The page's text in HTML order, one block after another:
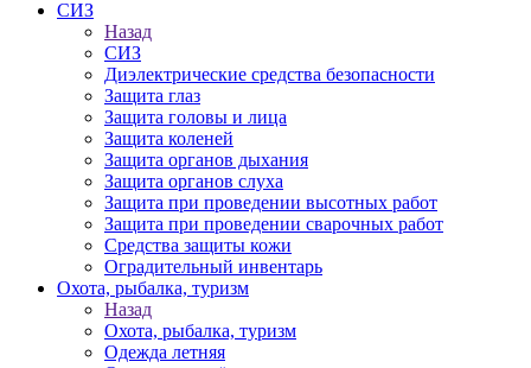
СИЗ
Назад
СИЗ
Диэлектрические средства безопасности
Защита глаз
Защита головы и лица
Защита коленей
Защита органов дыхания
Защита органов слуха
Защита при проведении высотных работ
Защита при проведении сварочных работ
Средства защиты кожи
Оградительный инвентарь
Охота, рыбалка, туризм
Назад
Охота, рыбалка, туризм
Одежда летняя